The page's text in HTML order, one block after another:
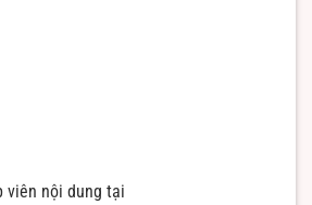
viên nội dung tại